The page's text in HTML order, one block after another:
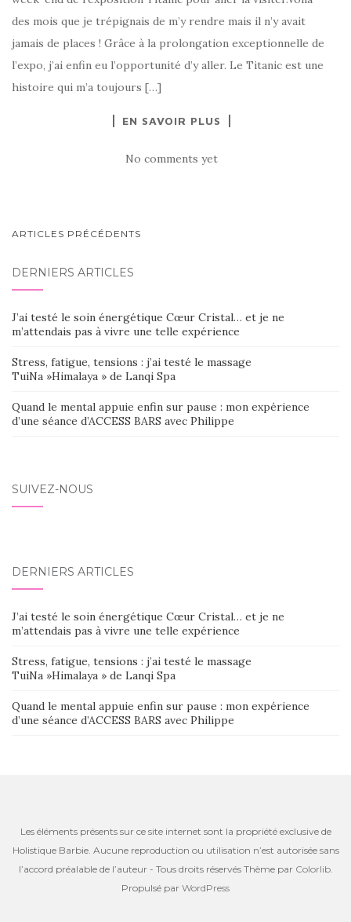
des mois que je trépignais de m’y rendre mais il n’y avait
jamais de places ! Grâce à la prolongation exceptionnelle de
l’expo, j’ai enfin eu l’opportunité d’y aller. Le Titanic est une
histoire qui m’a toujours […]
EN SAVOIR PLUS
No comments yet
NAVIGATION
SEIN
DES
ARTICLES
ARTICLES PRÉCÉDENTS
DERNIERS ARTICLES
J’ai testé le soin énergétique Cœur Cristal… et je ne
m’attendais pas à vivre une telle expérience
Stress, fatigue, tensions : j’ai testé le massage
TuiNa »Himalaya » de Lanqi Spa
Quand le mental appuie enfin sur pause : mon expérience
d’une séance d’ACCESS BARS avec Philippe
SUIVEZ-NOUS
DERNIERS ARTICLES
J’ai testé le soin énergétique Cœur Cristal… et je ne
m’attendais pas à vivre une telle expérience
Stress, fatigue, tensions : j’ai testé le massage
TuiNa »Himalaya » de Lanqi Spa
Quand le mental appuie enfin sur pause : mon expérience
d’une séance d’ACCESS BARS avec Philippe
Les éléments présents sur ce site internet sont la propriété exclusive de
Holistique Barbie. Aucune reproduction ou utilisation n’est autorisée sans
l’accord préalable de l’auteur - Tous droits réservés Thème par Colorlib.
Propulsé par WordPress